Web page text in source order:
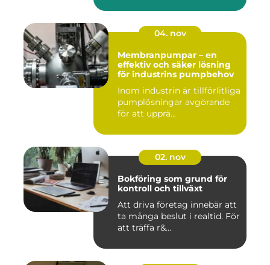
04. nov
Membranpumpar – en
effektiv och säker lösning
för industrins pumpbehov
Inom industrin är tillförlitliga
pumplösningar avgörande
för att upprä...
02. nov
Bokföring som grund för
kontroll och tillväxt
Att driva företag innebär att
ta många beslut i realtid. För
att träffa r&...